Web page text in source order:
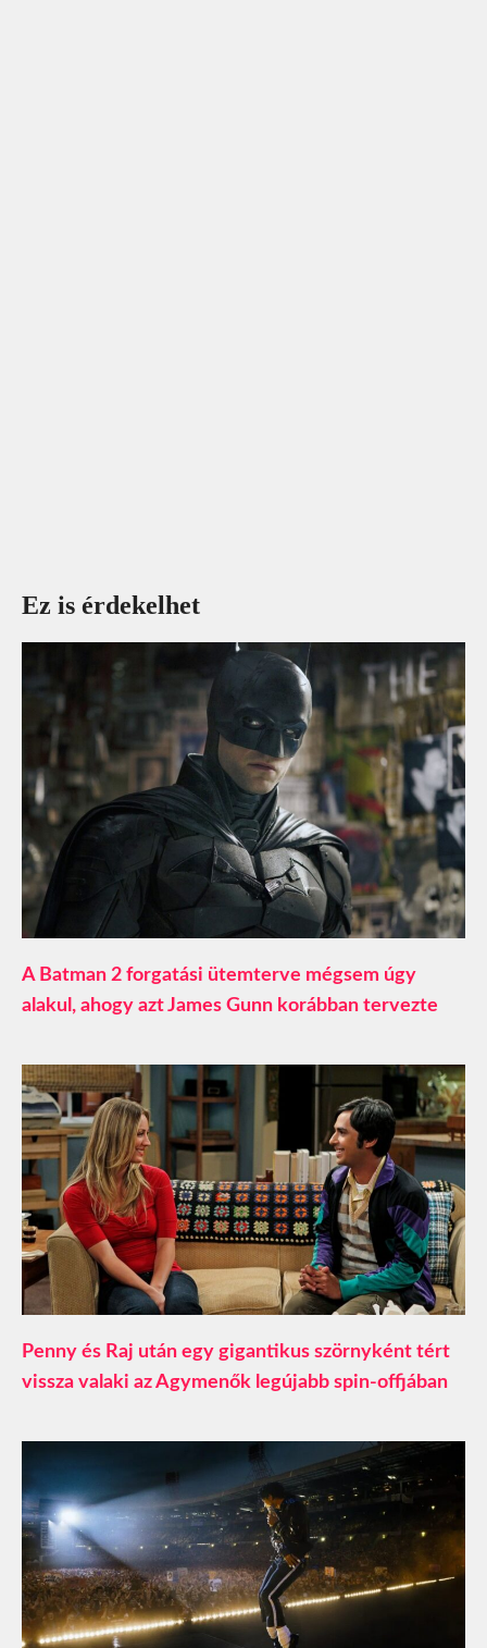
Ez is érdekelhet
A Batman 2 forgatási ütemterve mégsem úgy
alakul, ahogy azt James Gunn korábban tervezte
Penny és Raj után egy gigantikus szörnyként tért
vissza valaki az Agymenők legújabb spin-offjában